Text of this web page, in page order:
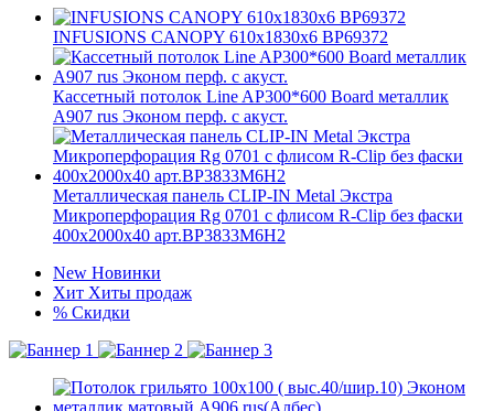
INFUSIONS CANOPY 610x1830x6 BP69372
Кассетный потолок Line AP300*600 Board металлик
А907 rus Эконом перф. с акуст.
Металлическая панель CLIP-IN Metal Экстра
Микроперфорация Rg 0701 с флисом R-Clip без фаски
400x2000x40 арт.BP3833M6H2
New Новинки
Хит Хиты продаж
% Скидки